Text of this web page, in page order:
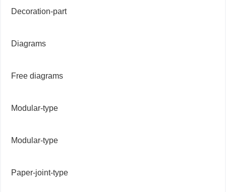
Decoration-part
Diagrams
Free diagrams
Modular-type
Modular-type
Paper-joint-type